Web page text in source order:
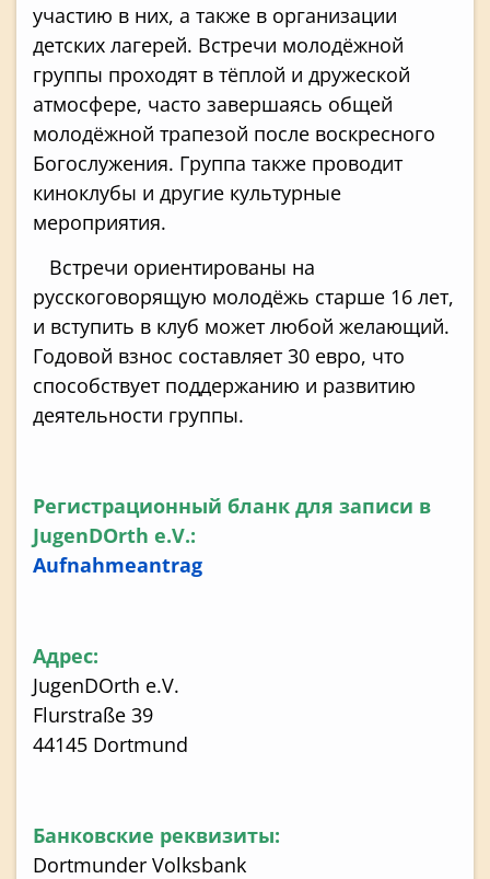
участию в них, а также в организации
детских лагерей. Встречи молодёжной
группы проходят в тёплой и дружеской
атмосфере, часто завершаясь общей
молодёжной трапезой после воскресного
Богослужения. Группа также проводит
киноклубы и другие культурные
мероприятия.
Встречи ориентированы на
русскоговорящую молодёжь старше 16 лет,
и вступить в клуб может любой желающий.
Годовой взнос составляет 30 евро, что
способствует поддержанию и развитию
деятельности группы.
Регистрационный бланк для записи в
JugenDOrth e.V.:
Aufnahmeantrag
Адрес:
JugenDOrth e.V.
Flurstraße 39
44145 Dortmund
Банковские реквизиты:
Dortmunder Volksbank